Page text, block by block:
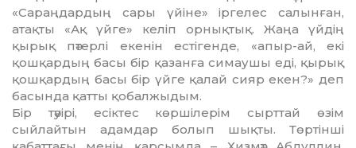
«Сараңдардың сары үйіне» іргелес салынған,
атақты «Ақ үйге» келіп орнықтық. Жаңа үйдің
қырық пәтерлі екенін естігенде, «апыр-ай, екі
қошқардың басы бір қазанға симаушы еді, қырық
қошқардың басы бір үйге қалай сияр екен?» деп
басында қатты қобалжыдым.
Бір тәуірі, есіктес көршілерім сырттай өзім
сыйлайтын адамдар болып шықты. Төртінші